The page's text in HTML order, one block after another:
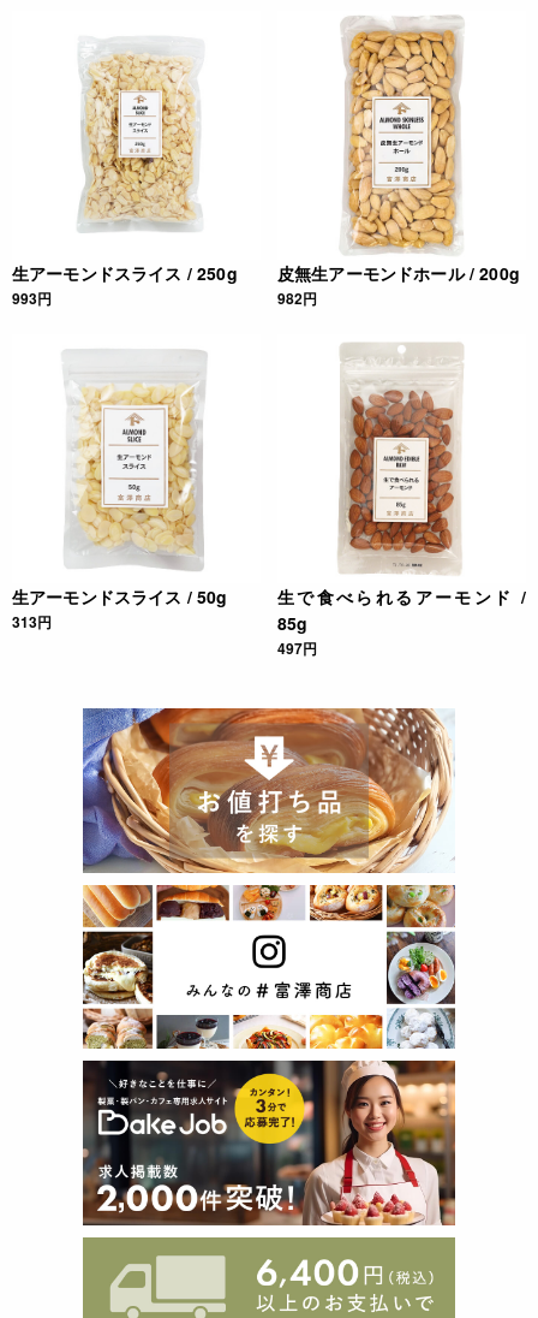
生アーモンドスライス / 250g
993円
皮無生アーモンドホール / 200g
982円
生アーモンドスライス / 50g
313円
生で食べられるアーモンド /
85g
497円